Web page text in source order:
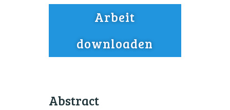
Arbeit
downloaden
Abstract